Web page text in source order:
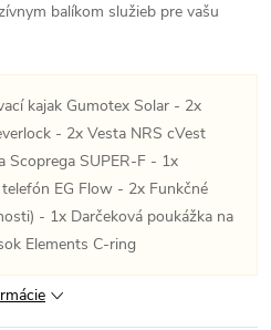
balíkom služieb pre vašu
kajak Gumotex Solar - 2x
- 2x Vesta NRS cVest
Scoprega SUPER-F - 1x
EG Flow - 2x Funkčné
- 1x Darčeková poukážka na
Elements C-ring